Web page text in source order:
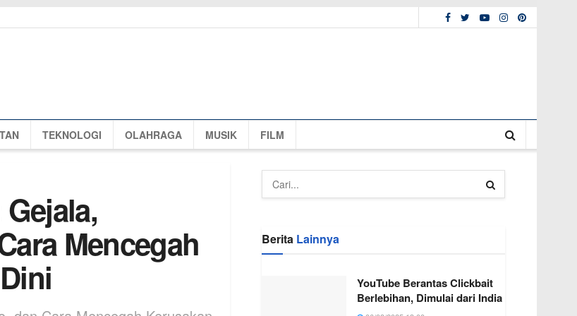
TEKNOLOGI OLAHRAGA MUSIK FILM
Mencegah
Berita Lainnya
YouTube Berantas Clickbait
Berlebihan, Dimulai dari India